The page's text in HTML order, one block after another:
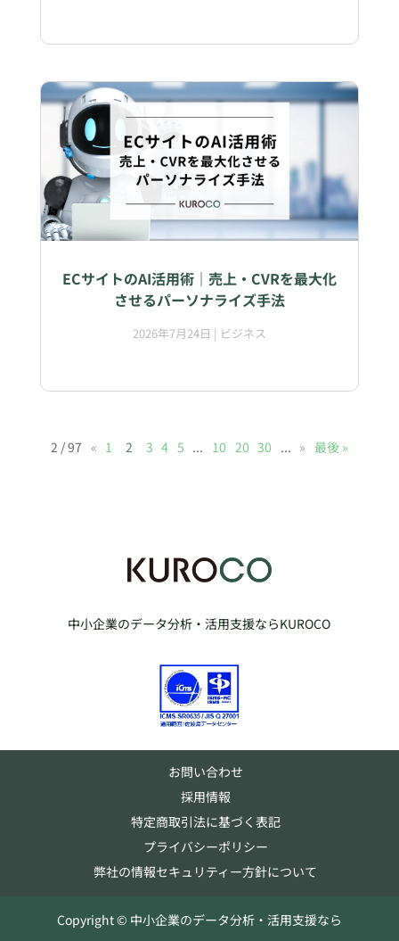
ECサイトのAI活用術｜売上・CVRを最大化
させるパーソナライズ手法
2026年7月24日 | ビジネス
2 / 97 « 1 2 3 4 5 ... 10 20 30 ... » 最後 »
中小企業のデータ分析・活用支援ならKUROCO
お問い合わせ
採用情報
特定商取引法に基づく表記
プライバシーポリシー
弊社の情報セキュリティー方針について
Copyright © 中小企業のデータ分析・活用支援なら